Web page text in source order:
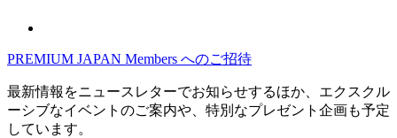
PREMIUM JAPAN Members へのご招待
最新情報をニュースレターでお知らせするほか、エクスクル
ーシブなイベントのご案内や、特別なプレゼント企画も予定
しています。